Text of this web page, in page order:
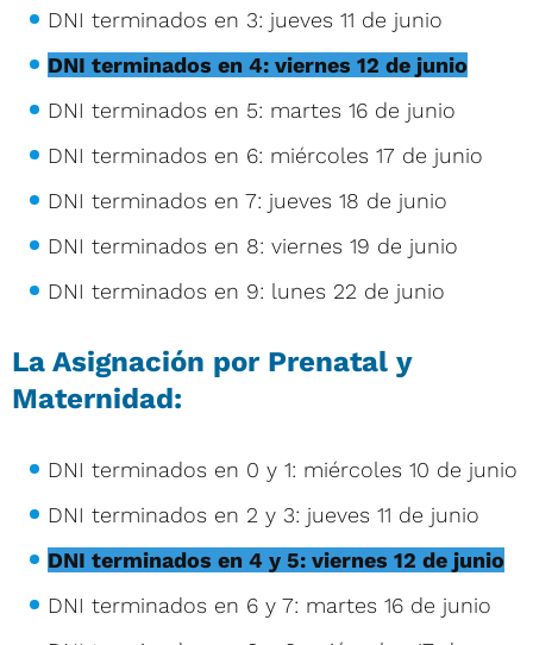
DNI terminados en 3: jueves 11 de junio
DNI terminados en 4: viernes 12 de junio
DNI terminados en 5: martes 16 de junio
DNI terminados en 6: miércoles 17 de junio
DNI terminados en 7: jueves 18 de junio
DNI terminados en 8: viernes 19 de junio
DNI terminados en 9: lunes 22 de junio
La Asignación por Prenatal y
Maternidad:
DNI terminados en 0 y 1: miércoles 10 de junio
DNI terminados en 2 y 3: jueves 11 de junio
DNI terminados en 4 y 5: viernes 12 de junio
DNI terminados en 6 y 7: martes 16 de junio